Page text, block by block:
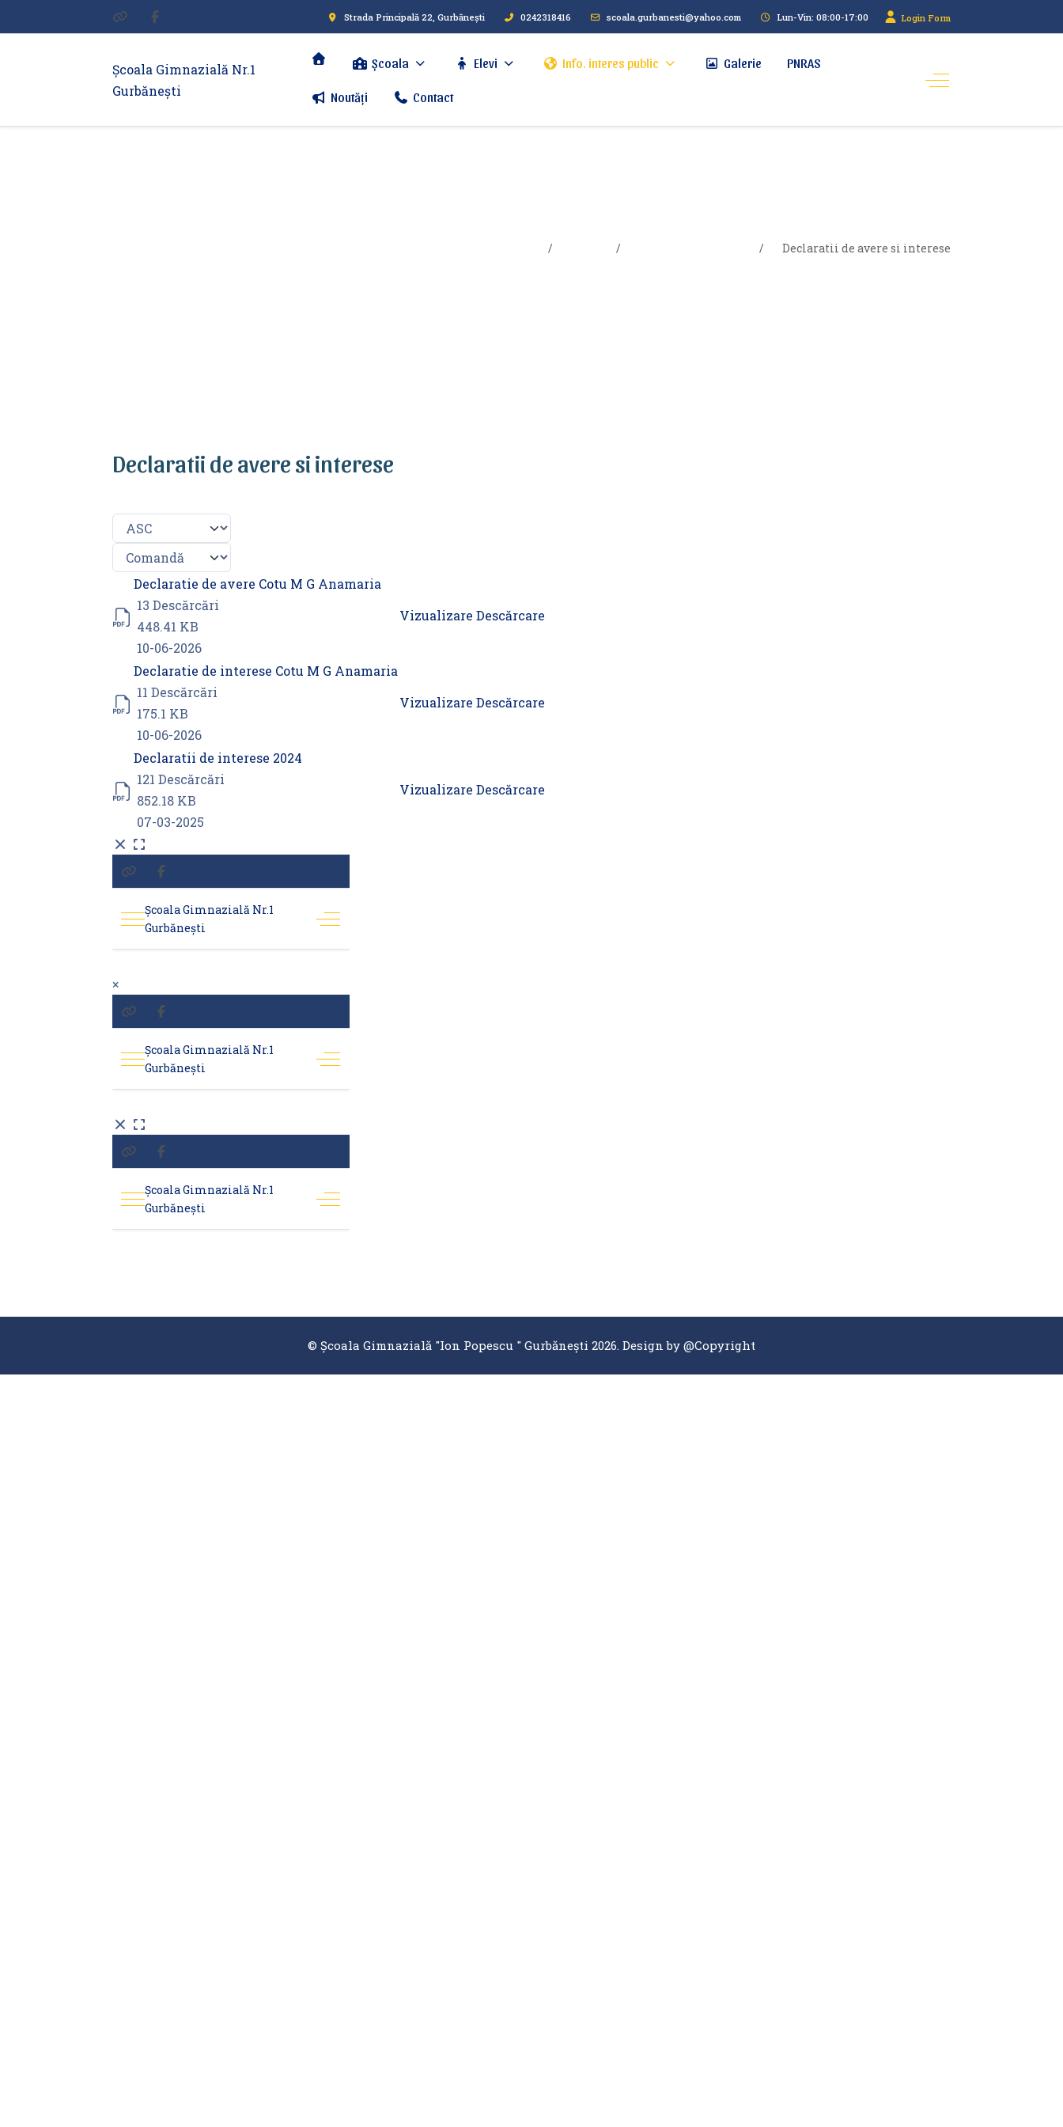
Strada Principală 22, Gurbănești 0242318416 scoala.gurbanesti@yahoo.com Lun-Vin: 08:00-17:00 Login Form
Școala Gimnazială Nr.1
Gurbănești
Școala Elevi Info. interes public Galerie PNRAS
Noutăți Contact
Declaratii de avere si interese
Declaratii de avere si interese
Titlu
Descărcare
Declaratie de avere Cotu M G Anamaria
13 Descărcări
448.41 KB
10-06-2026
Vizualizare Descărcare
Declaratie de interese Cotu M G Anamaria
11 Descărcări
175.1 KB
10-06-2026
Vizualizare Descărcare
Declaratii de interese 2024
121 Descărcări
852.18 KB
07-03-2025
Vizualizare Descărcare
×
© Școala Gimnazială "Ion Popescu " Gurbănești 2026. Design by @Copyright